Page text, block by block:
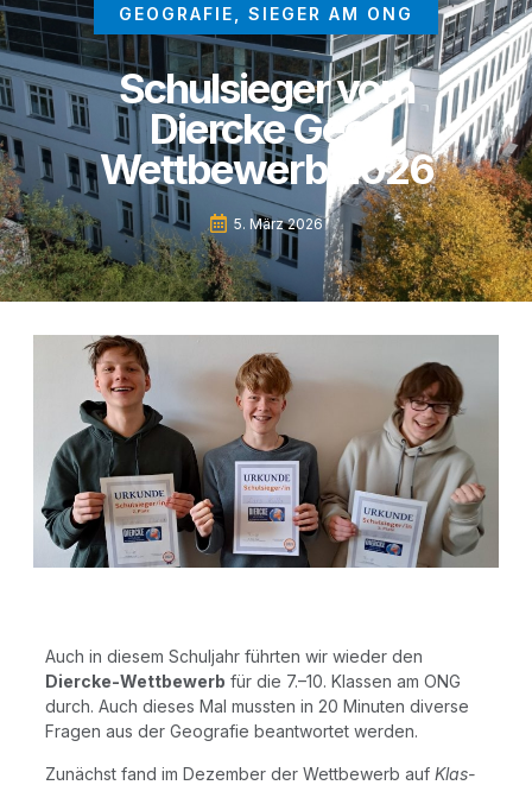
GEOGRAFIE SIEGER AM ONG
Schulsieger vom
Diercke Geo-
Wettbewerb 2026
5. März 2026
Auch in die­sem Schul­jahr führ­ten wir wie­der den
Diercke-Wett­be­werb für die 7.–10. Klas­sen am ONG
durch. Auch die­ses Mal muss­ten in 20 Minu­ten diver­se
Fra­gen aus der Geo­gra­fie beant­wor­tet werden.
Zunächst fand im Dezem­ber der Wett­be­werb auf Klas­